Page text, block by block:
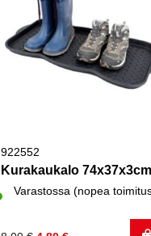
922552
Kurakaukalo 74x37x3cm
Varastossa (nopea